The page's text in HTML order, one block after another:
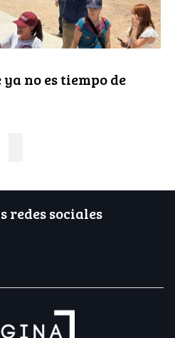
no es tiempo de
redes sociales